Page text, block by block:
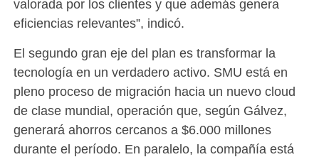
valorada por los clientes y que además genera
eficiencias relevantes”, indicó.
El segundo gran eje del plan es transformar la
tecnología en un verdadero activo. SMU está en
pleno proceso de migración hacia un nuevo cloud
de clase mundial, operación que, según Gálvez,
generará ahorros cercanos a $6.000 millones
durante el período. En paralelo, la compañía está